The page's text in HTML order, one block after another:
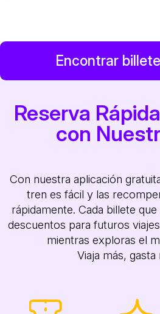
Encontrar
Reserva
con
Con nuestra aplicación
tren es fácil y las
rápidamente. Cada billete
descuentos para futuros
mientras exploras el
Viaja más, gasta